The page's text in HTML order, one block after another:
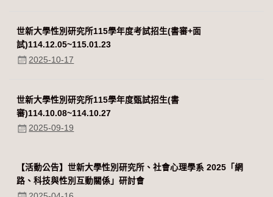
世新大學性別研究所115學年度考試招生(書審+面
試)114.12.05~115.01.23
2025-10-17
世新大學性別研究所115學年度甄試招生(書
審)114.10.08~114.10.27
2025-09-19
【活動公告】世新大學性別研究所、社會心理學系 2025「網
路、科技與性別互動關係」研討會